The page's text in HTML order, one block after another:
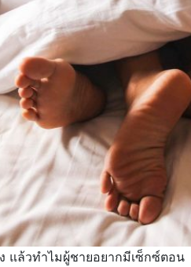
แล้วทำไมผู้ชายอยากมีเซ็กซ์ตอน